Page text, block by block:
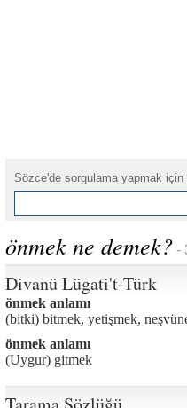
Sözce'de sorgulama yapmak
önmek ne demek? -
Divanü Lügati't-Türk
önmek anlamı
(bitki) bitmek, yetişmek,
önmek anlamı
(Uygur) gitmek